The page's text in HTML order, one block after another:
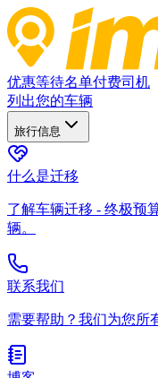
优惠等待名单付费司机
列出您的车辆
旅行信息
什么是迁移
了解车辆迁移 - 终极预
辆。
联系我们
需要帮助？我们为您所